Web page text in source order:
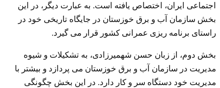
اجتماعی ایران، اختصاص یافته است. به عبارت دیگر، در این
بخش سازمان آب و برق خوزستان در جایگاه تاریخی خود در
راستای برنامه ریزی عمرانی کشور قرار می گیرد.
بخش دوم، از زبان حسن شهمیرزادی، به تشکیلات و شیوه
مدیریت در سازمان آب و برق خوزستان می پردازد و بیشتر با
مدیریت خود دستگاه سر و کار دارد. در این بخش چگونگی